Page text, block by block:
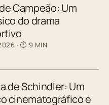
Campeão: Um
do drama
· ⏱ 9 MIN
de Schindler: Um
cinematográfico e